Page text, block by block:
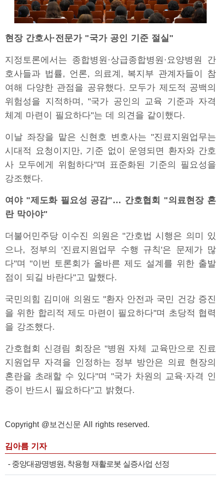
현장 간호사·전문가 "국가 공인 기준 절실"
지정토론에서는 종합병원·상급종합병원·요양병원 간
호사들과 법률, 언론, 의료계, 복지부 관계자들이 참
여해 다양한 관점을 공유했다. 모두가 제도적 공백의
위험성을 지적하며, "국가 공인의 교육 기준과 자격
체계 마련이 필요하다"는 데 의견을 같이했다.
이날 좌장을 맡은 신현호 변호사는 "진료지원업무는
시대적 요청이지만, 기준 없이 운영되면 환자와 간호
사 모두에게 위험하다"며 표준화된 기준의 필요성을
강조했다.
여야 "제도화 필요성 공감"… 간호협회 "의료현장 혼
란 막아야"
더불어민주당 이수진 의원은 "간호법 시행은 의미 있
으나, 정부의 '진료지원업무 수행 규칙'은 문제가 많
다"며 "이번 토론회가 올바른 제도 설계를 위한 출발
점이 되길 바란다"고 말했다.
국민의힘 김미애 의원도 "환자 안전과 국민 건강 증진
을 위한 합리적 제도 마련이 필요하다"며 초당적 협력
을 강조했다.
간호협회 신경림 회장은 "병원 자체 교육만으로 진료
지원업무 자격을 인정하는 정부 방안은 의료 현장의
혼란을 초래할 수 있다"며 "국가 차원의 교육·자격 인
증이 반드시 필요하다"고 밝혔다.
Copyright @보건신문 All rights reserved.
김아름 기자
- 중앙대광명병원, 착용형 재활로봇 실증사업 선정